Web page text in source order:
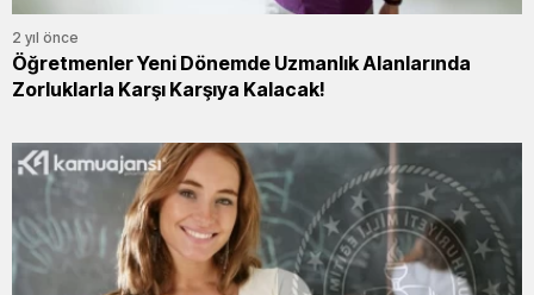
2 yıl önce
Öğretmenler Yeni Dönemde Uzmanlık Alanlarında
Zorluklarla Karşı Karşıya Kalacak!